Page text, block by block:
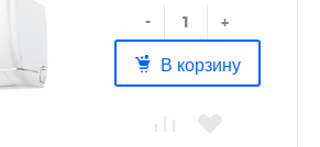
- +
В корзину